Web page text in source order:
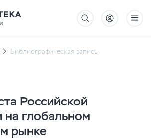
Библиографическая запись
Российской
глобальном
рынке